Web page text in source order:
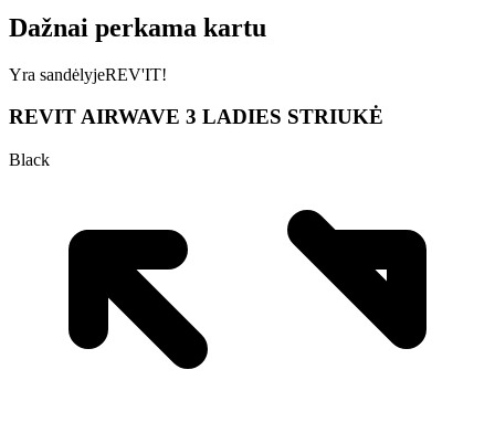
Dažnai perkama kartu
Yra sandėlyjeREV'IT!
REVIT AIRWAVE 3 LADIES STRIUKĖ
Black